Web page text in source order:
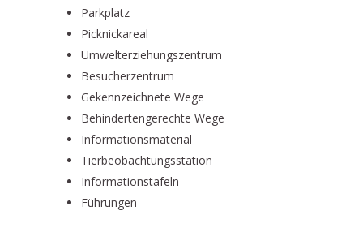
Parkplatz
Picknickareal
Umwelterziehungszentrum
Besucherzentrum
Gekennzeichnete Wege
Behindertengerechte Wege
Informationsmaterial
Tierbeobachtungsstation
Informationstafeln
Führungen